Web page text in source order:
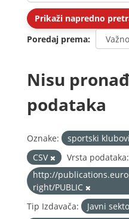
Prikaži napredno
Poredaj prema
Nisu
podataka
Oznake: sportski klubovi
CSV
Vrsta podataka:
http://
right/PUBLIC
Tip Izdavača:
Javni